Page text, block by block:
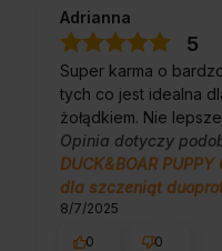
doświadczeniem.
mamy takich
obsługa sklepu.
Adrianna
5
Super karma o
tych co jest idealna
żołądkiem. Nie
Opinia dotyczy
DUCK&BOAR
dla szczeniąt
8/7/2025
0
0